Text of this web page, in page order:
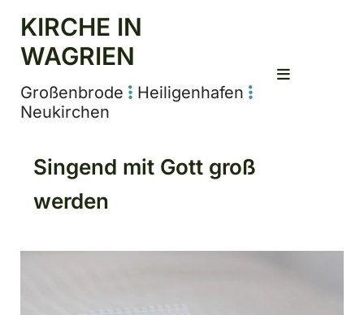
KIRCHE IN
WAGRIEN
Großenbrode  Heiligenhafen 
Neukirchen
Singend mit Gott groß
werden